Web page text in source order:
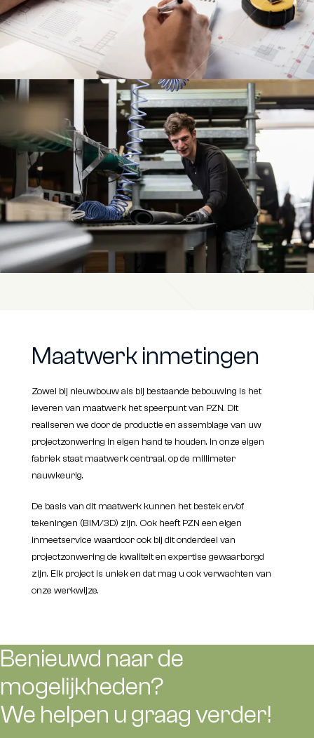
Maatwerk inmetingen
Zowel bij nieuwbouw als bij bestaande bebouwing is het
leveren van maatwerk het speerpunt van PZN. Dit
realiseren we door de productie en assemblage van uw
projectzonwering in eigen hand te houden. In onze eigen
fabriek staat maatwerk centraal, op de millimeter
nauwkeurig.
De basis van dit maatwerk kunnen het bestek en/of
tekeningen (BIM/3D) zijn. Ook heeft PZN een eigen
inmeetservice waardoor ook bij dit onderdeel van
projectzonwering de kwaliteit en expertise gewaarborgd
zijn. Elk project is uniek en dat mag u ook verwachten van
onze werkwijze.
Benieuwd naar de
mogelijkheden?
We helpen u graag verder!